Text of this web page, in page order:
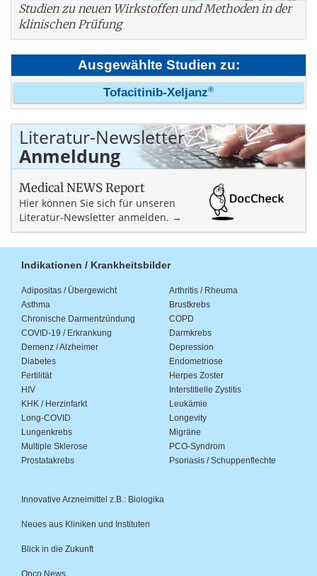
Studien zu neuen Wirkstoffen und Methoden in der
klinischen Prüfung
Ausgewählte Studien zu:
Tofacitinib-Xeljanz®
Literatur-Newsletter
Anmeldung
Medical NEWS Report
Hier können Sie sich für unseren
Literatur-Newsletter anmelden. →
Indikationen / Krankheitsbilder
Adipositas / Übergewicht
Arthritis / Rheuma
Asthma
Brustkrebs
Chronische Darmentzündung
COPD
COVID-19 / Erkrankung
Darmkrebs
Demenz / Alzheimer
Depression
Diabetes
Endometriose
Fertilität
Herpes Zoster
HIV
Interstitielle Zystitis
KHK / Herzinfarkt
Leukämie
Long-COVID
Longevity
Lungenkrebs
Migräne
Multiple Sklerose
PCO-Syndrom
Prostatakrebs
Psoriasis / Schuppenflechte
Innovative Arzneimittel z.B.: Biologika
Neues aus Kliniken und Instituten
Blick in die Zukunft
Onco.News